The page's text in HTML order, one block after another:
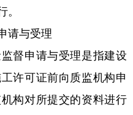
。
与受理
申请与受理是指建设
许可证前向质监机构申
构对所提交的资料进行